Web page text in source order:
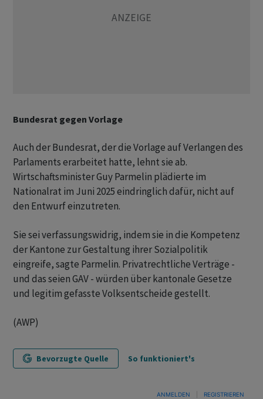
Bundesrat gegen Vorlage
Auch der Bundesrat, der die Vorlage auf Verlangen des
Parlaments erarbeitet hatte, lehnt sie ab.
Wirtschaftsminister Guy Parmelin plädierte im
Nationalrat im Juni 2025 eindringlich dafür, nicht auf
den Entwurf einzutreten.
Sie sei verfassungswidrig, indem sie in die Kompetenz
der Kantone zur Gestaltung ihrer Sozialpolitik
eingreife, sagte Parmelin. Privatrechtliche Verträge -
und das seien GAV - würden über kantonale Gesetze
und legitim gefasste Volksentscheide gestellt.
(AWP)
Bevorzugte Quelle So funktioniert's
ANMELDEN REGISTRIEREN